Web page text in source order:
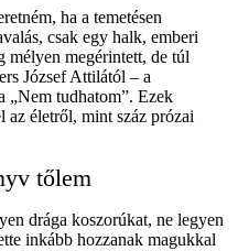
ha a temetésen
csak egy halk, emberi
megérintett, de túl
József Attilától – a
„Nem tudhatom”. Ezek
az életről, mint száz prózai
tőlem
drága koszorúkat, ne legyen
inkább hozzanak magukkal